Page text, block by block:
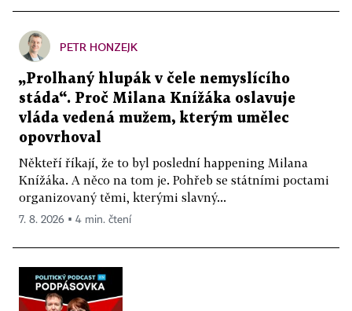
PETR HONZEJK
„Prolhaný hlupák v čele nemyslícího
stáda“. Proč Milana Knížáka oslavuje
vláda vedená mužem, kterým umělec
opovrhoval
Někteří říkají, že to byl poslední happening Milana
Knížáka. A něco na tom je. Pohřeb se státními poctami
organizovaný těmi, kterými slavný...
7. 8. 2026 ▪ 4 min. čtení